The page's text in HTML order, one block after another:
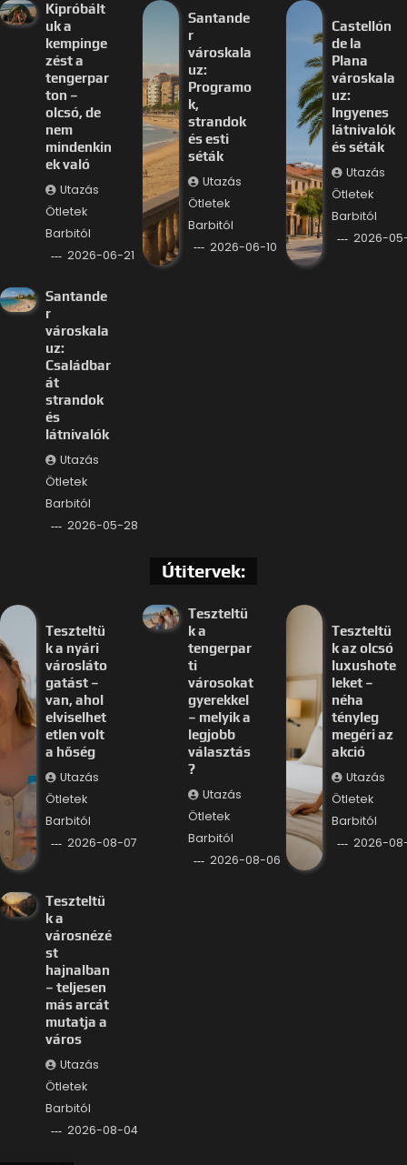
Kipróbált
uk a
kempinge
zést a
tengerpar
ton –
olcsó, de
nem
mindenkin
ek való
Utazás
Ötletek
Barbitól
2026-06-21
Santande
r
városkala
uz:
Programo
k,
strandok
és esti
séták
Utazás
Ötletek
Barbitól
2026-06-10
Castellón
de la
Plana
városkala
uz:
Ingyenes
látnivalók
és séták
Utazás
Ötletek
Barbitól
2026-
Santande
r
városkala
uz:
Családbar
át
strandok
és
látnivalók
Utazás
Ötletek
Barbitól
2026-05-28
Útitervek:
Teszteltü
k a nyári
városláto
gatást –
van, ahol
elviselhet
etlen volt
a hőség
Utazás
Ötletek
Barbitól
2026-08-07
Teszteltü
k a
tengerpar
ti
városokat
gyerekkel
– melyik a
legjobb
választás
?
Utazás
Ötletek
Barbitól
2026-08-06
Teszteltü
k az olcsó
luxushote
leket –
néha
tényleg
megéri az
akció
Utazás
Ötletek
Barbitól
2026-
Teszteltü
k a
városnézé
st
hajnalban
– teljesen
más arcát
mutatja a
város
Utazás
Ötletek
Barbitól
2026-08-04